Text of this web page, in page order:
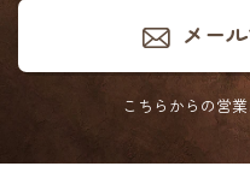
メー
こちらからの営